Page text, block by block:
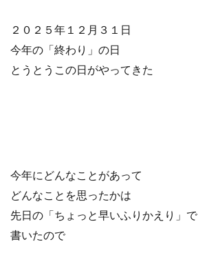
２０２５年１２月３１日
今年の「終わり」の日
とうとうこの日がやってきた
今年にどんなことがあって
どんなことを思ったかは
先日の「ちょっと早いふりかえり」で
書いたので